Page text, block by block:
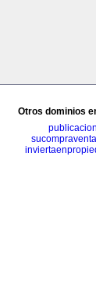
Otros dominios